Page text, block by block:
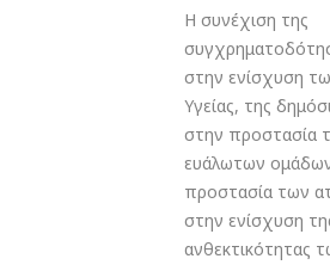
Η συνέχιση της
στην ενίσχυση
Υγείας, της
στην προστασία
ευάλωτων
προστασία των
στην ενίσχυση
ανθεκτικότητας